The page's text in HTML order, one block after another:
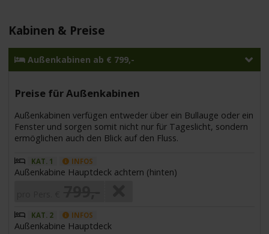
Kabinen & Preise
Außenkabinen ab € 799,-
Preise für Außenkabinen
Außenkabinen verfügen entweder über ein Bullauge oder ein
Fenster und sorgen somit nicht nur für Tageslicht, sondern
ermöglichen auch den Blick auf den Fluss.
KAT. 1 INFOS
Außenkabine Hauptdeck achtern (hinten)
KAT. 2 INFOS
Außenkabine Hauptdeck